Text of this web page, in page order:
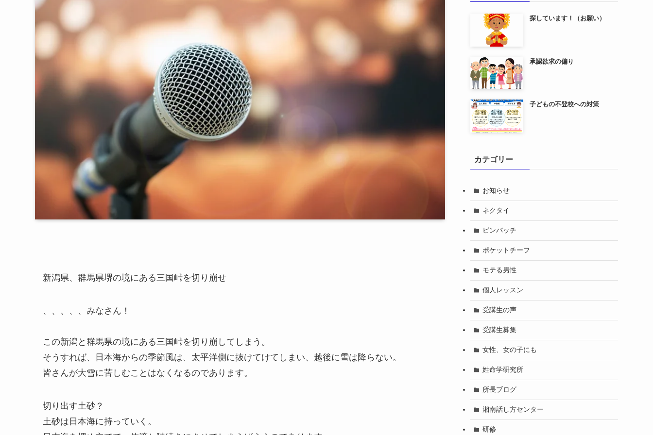
新潟県、群馬県堺の境にある三国峠を切り崩せ
、、、、、みなさん！
この新潟と群馬県の境にある三国峠を切り崩してしまう。
そうすれば、日本海からの季節風は、太平洋側に抜けてけてしまい、越後に雪は降らない。
皆さんが大雪に苦しむことはなくなるのであります。
切り出す土砂？
土砂は日本海に持っていく。
探しています！（お願い）
承認欲求の偏り
子どもの不登校への対策
カテゴリー
お知らせ
ネクタイ
ピンバッチ
ポケットチーフ
モテる男性
個人レッスン
受講生の声
受講生募集
女性、女の子にも
姓命学研究所
所長ブログ
湘南話し方センター
研修